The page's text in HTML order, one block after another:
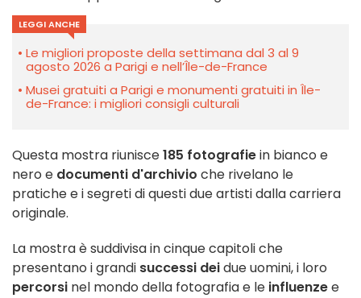
LEGGI ANCHE
Le migliori proposte della settimana dal 3 al 9
agosto 2026 a Parigi e nell’Île-de-France
Musei gratuiti a Parigi e monumenti gratuiti in Île-
de-France: i migliori consigli culturali
Questa mostra riunisce185 fotografiein bianco e
nero e documenti d'archivio che rivelano le
pratiche e i segreti di questi due artisti dalla carriera
originale.
La mostra è suddivisa in cinque capitoli che
presentano i grandi successi deidue uomini, i loro
percorsi nel mondo della fotografia e le influenzee